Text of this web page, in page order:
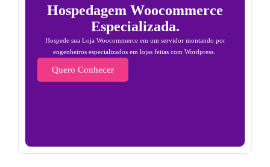
Hospedagem Woocommerce
Especializada.
Hospede sua Loja Woocommerce em um servidor montando por
engenheiros especializados em lojas feitas com Wordpress.
Quero Conhecer